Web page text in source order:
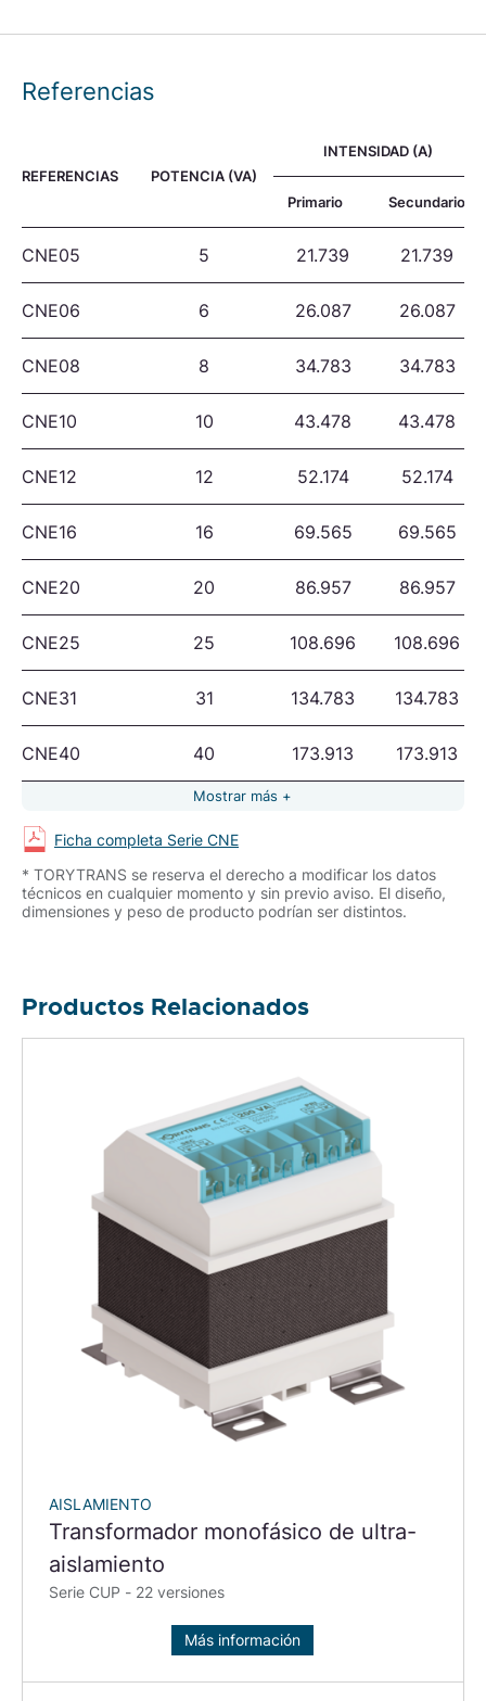
Referencias
REFERENCIAS POTENCIA (VA)
INTENSIDAD (A)
Primario Secundario
CNE05 5 21.739 21.739
CNE06 6 26.087 26.087
CNE08 8 34.783 34.783
CNE10 10 43.478 43.478
CNE12 12 52.174 52.174
CNE16 16 69.565 69.565
CNE20 20 86.957 86.957
CNE25 25 108.696 108.696
CNE31 31 134.783 134.783
CNE40 40 173.913 173.913
Mostrar más +
Ficha completa Serie CNE
* TORYTRANS se reserva el derecho a modificar los datos
técnicos en cualquier momento y sin previo aviso. El diseño,
dimensiones y peso de producto podrían ser distintos.
Productos Relacionados
AISLAMIENTO
Transformador monofásico de ultra-
aislamiento
Serie CUP - 22 versiones
Más información